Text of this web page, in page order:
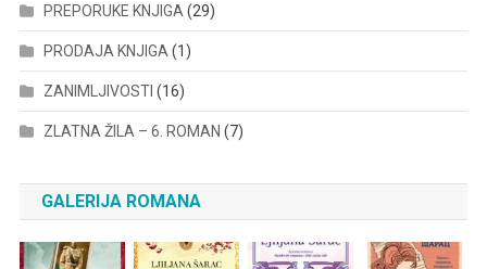
PREPORUKE KNJIGA (29)
PRODAJA KNJIGA (1)
ZANIMLJIVOSTI (16)
ZLATNA ŽILA – 6. ROMAN (7)
GALERIJA ROMANA